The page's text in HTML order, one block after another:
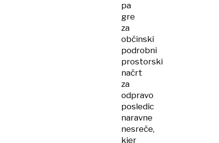
pa
gre
za
občinski
podrobni
prostorski
načrt
za
odpravo
posledic
naravne
nesreče,
kjer